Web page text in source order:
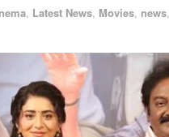
, Latest News, Movies, news,